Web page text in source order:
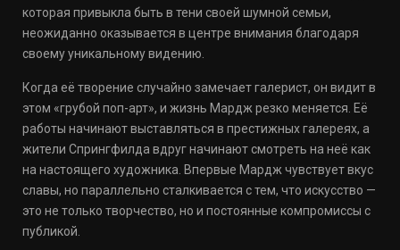
которая привыкла быть в тени своей шумной семьи,
неожиданно оказывается в центре внимания благодаря
своему уникальному видению.
Когда её творение случайно замечает галерист, он видит в
этом «грубой поп-арт», и жизнь Мардж резко меняется. Её
работы начинают выставляться в престижных галереях, а
жители Спрингфилда вдруг начинают смотреть на неё как
на настоящего художника. Впервые Мардж чувствует вкус
славы, но параллельно сталкивается с тем, что искусство —
это не только творчество, но и постоянные компромиссы с
публикой.